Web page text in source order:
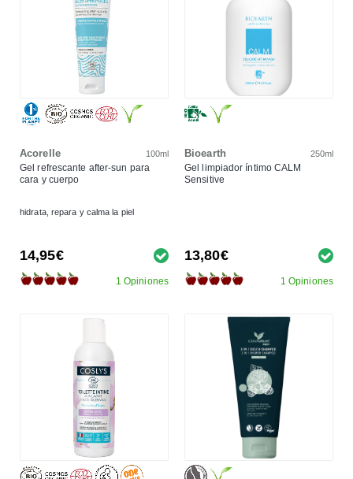
Acorelle 100ml
Gel refrescante after-sun para
cara y cuerpo
hidrata, repara y calma la piel
14,95€
1 Opiniones
Bioearth 250ml
Gel limpiador íntimo CALM
Sensitive
13,80€
1 Opiniones